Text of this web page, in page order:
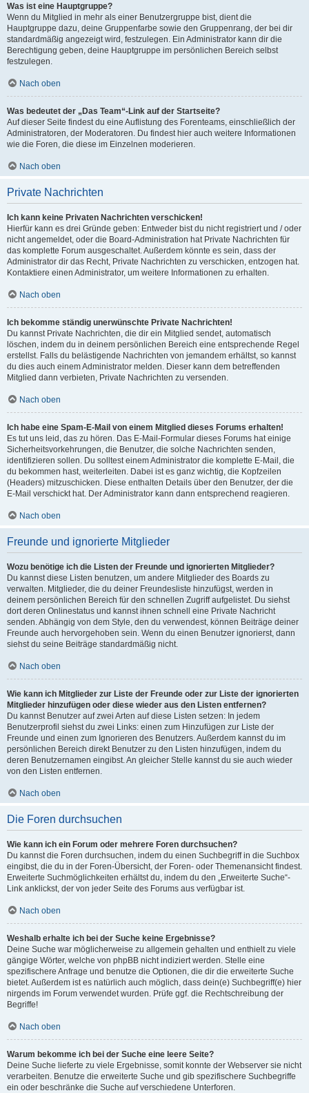
Was ist eine Hauptgruppe?
Wenn du Mitglied in mehr als einer Benutzergruppe bist, dient die
Hauptgruppe dazu, deine Gruppenfarbe sowie den Gruppenrang, der bei dir
standardmäßig angezeigt wird, festzulegen. Ein Administrator kann dir die
Berechtigung geben, deine Hauptgruppe im persönlichen Bereich selbst
festzulegen.
Nach oben
Was bedeutet der „Das Team“-Link auf der Startseite?
Auf dieser Seite findest du eine Auflistung des Forenteams, einschließlich der
Administratoren, der Moderatoren. Du findest hier auch weitere Informationen
wie die Foren, die diese im Einzelnen moderieren.
Nach oben
Private Nachrichten
Ich kann keine Privaten Nachrichten verschicken!
Hierfür kann es drei Gründe geben: Entweder bist du nicht registriert und / oder
nicht angemeldet, oder die Board-Administration hat Private Nachrichten für
das komplette Forum ausgeschaltet. Außerdem könnte es sein, dass der
Administrator dir das Recht, Private Nachrichten zu verschicken, entzogen hat.
Kontaktiere einen Administrator, um weitere Informationen zu erhalten.
Nach oben
Ich bekomme ständig unerwünschte Private Nachrichten!
Du kannst Private Nachrichten, die dir ein Mitglied sendet, automatisch
löschen, indem du in deinem persönlichen Bereich eine entsprechende Regel
erstellst. Falls du belästigende Nachrichten von jemandem erhältst, so kannst
du dies auch einem Administrator melden. Dieser kann dem betreffenden
Mitglied dann verbieten, Private Nachrichten zu versenden.
Nach oben
Ich habe eine Spam-E-Mail von einem Mitglied dieses Forums erhalten!
Es tut uns leid, das zu hören. Das E-Mail-Formular dieses Forums hat einige
Sicherheitsvorkehrungen, die Benutzer, die solche Nachrichten senden,
identifizieren sollen. Du solltest einem Administrator die komplette E-Mail, die
du bekommen hast, weiterleiten. Dabei ist es ganz wichtig, die Kopfzeilen
(Headers) mitzuschicken. Diese enthalten Details über den Benutzer, der die
E-Mail verschickt hat. Der Administrator kann dann entsprechend reagieren.
Nach oben
Freunde und ignorierte Mitglieder
Wozu benötige ich die Listen der Freunde und ignorierten Mitglieder?
Du kannst diese Listen benutzen, um andere Mitglieder des Boards zu
verwalten. Mitglieder, die du deiner Freundesliste hinzufügst, werden in
deinem persönlichen Bereich für den schnellen Zugriff aufgelistet. Du siehst
dort deren Onlinestatus und kannst ihnen schnell eine Private Nachricht
senden. Abhängig von dem Style, den du verwendest, können Beiträge deiner
Freunde auch hervorgehoben sein. Wenn du einen Benutzer ignorierst, dann
siehst du seine Beiträge standardmäßig nicht.
Nach oben
Wie kann ich Mitglieder zur Liste der Freunde oder zur Liste der ignorierten
Mitglieder hinzufügen oder diese wieder aus den Listen entfernen?
Du kannst Benutzer auf zwei Arten auf diese Listen setzen: In jedem
Benutzerprofil siehst du zwei Links: einen zum Hinzufügen zur Liste der
Freunde und einen zum Ignorieren des Benutzers. Außerdem kannst du im
persönlichen Bereich direkt Benutzer zu den Listen hinzufügen, indem du
deren Benutzernamen eingibst. An gleicher Stelle kannst du sie auch wieder
von den Listen entfernen.
Nach oben
Die Foren durchsuchen
Wie kann ich ein Forum oder mehrere Foren durchsuchen?
Du kannst die Foren durchsuchen, indem du einen Suchbegriff in die Suchbox
eingibst, die du in der Foren-Übersicht, der Foren- oder Themenansicht findest.
Erweiterte Suchmöglichkeiten erhältst du, indem du den „Erweiterte Suche“-
Link anklickst, der von jeder Seite des Forums aus verfügbar ist.
Nach oben
Weshalb erhalte ich bei der Suche keine Ergebnisse?
Deine Suche war möglicherweise zu allgemein gehalten und enthielt zu viele
gängige Wörter, welche von phpBB nicht indiziert werden. Stelle eine
spezifischere Anfrage und benutze die Optionen, die dir die erweiterte Suche
bietet. Außerdem ist es natürlich auch möglich, dass dein(e) Suchbegriff(e) hier
nirgends im Forum verwendet wurden. Prüfe ggf. die Rechtschreibung der
Begriffe!
Nach oben
Warum bekomme ich bei der Suche eine leere Seite?
Deine Suche lieferte zu viele Ergebnisse, somit konnte der Webserver sie nicht
verarbeiten. Benutze die erweiterte Suche und gib spezifischere Suchbegriffe
ein oder beschränke die Suche auf verschiedene Unterforen.